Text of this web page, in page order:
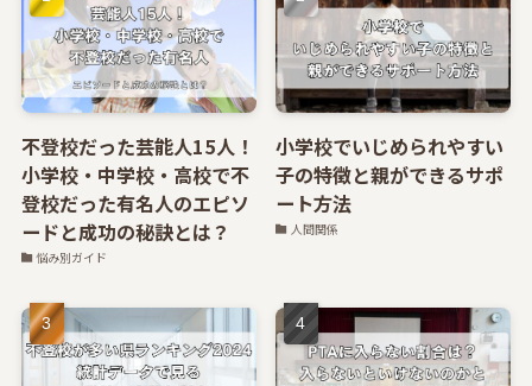
不登校だった芸能人15人！
小学校・中学校・高校で不
登校だった有名人のエピソ
ードと成功の秘訣とは？
悩み別ガイド
小学校でいじめられやすい
子の特徴と親ができるサポ
ート方法
人間関係